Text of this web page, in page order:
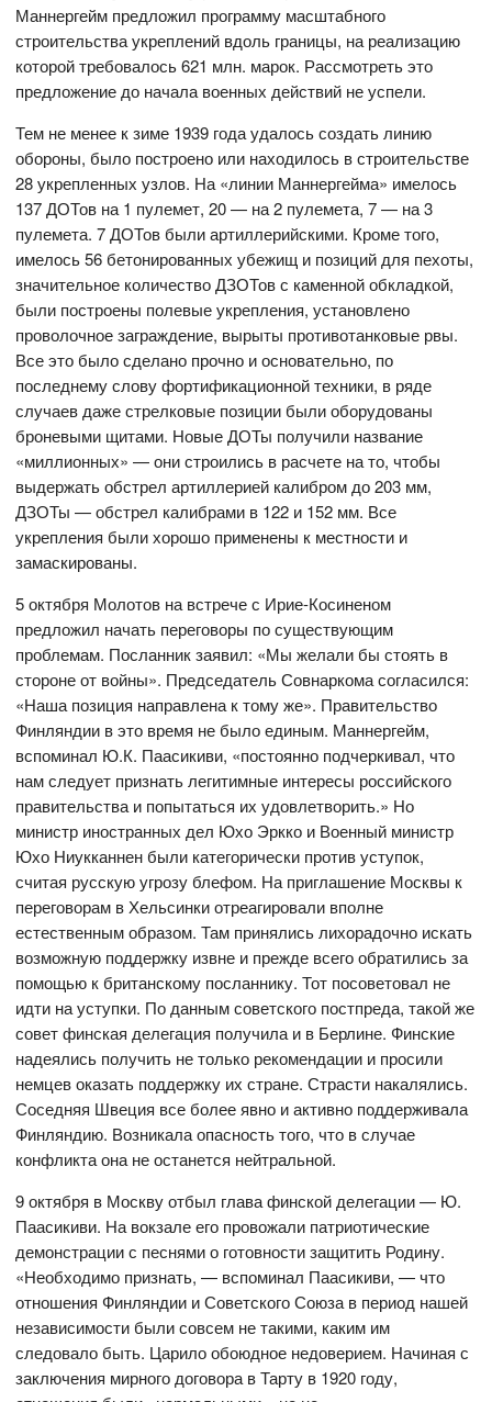
Маннергейм предложил программу масштабного
строительства укреплений вдоль границы, на реализацию
которой требовалось 621 млн. марок. Рассмотреть это
предложение до начала военных действий не успели.
Тем не менее к зиме 1939 года удалось создать линию
обороны, было построено или находилось в строительстве
28 укрепленных узлов. На «линии Маннергейма» имелось
137 ДОТов на 1 пулемет, 20 — на 2 пулемета, 7 — на 3
пулемета. 7 ДОТов были артиллерийскими. Кроме того,
имелось 56 бетонированных убежищ и позиций для пехоты,
значительное количество ДЗОТов с каменной обкладкой,
были построены полевые укрепления, установлено
проволочное заграждение, вырыты противотанковые рвы.
Все это было сделано прочно и основательно, по
последнему слову фортификационной техники, в ряде
случаев даже стрелковые позиции были оборудованы
броневыми щитами. Новые ДОТы получили название
«миллионных» — они строились в расчете на то, чтобы
выдержать обстрел артиллерией калибром до 203 мм,
ДЗОТы — обстрел калибрами в 122 и 152 мм. Все
укрепления были хорошо применены к местности и
замаскированы.
5 октября Молотов на встрече с Ирие-Косиненом
предложил начать переговоры по существующим
проблемам. Посланник заявил: «Мы желали бы стоять в
стороне от войны». Председатель Совнаркома согласился:
«Наша позиция направлена к тому же». Правительство
Финляндии в это время не было единым. Маннергейм,
вспоминал Ю.К. Паасикиви, «постоянно подчеркивал, что
нам следует признать легитимные интересы российского
правительства и попытаться их удовлетворить.» Но
министр иностранных дел Юхо Эркко и Военный министр
Юхо Ниукканнен были категорически против уступок,
считая русскую угрозу блефом. На приглашение Москвы к
переговорам в Хельсинки отреагировали вполне
естественным образом. Там принялись лихорадочно искать
возможную поддержку извне и прежде всего обратились за
помощью к британскому посланнику. Тот посоветовал не
идти на уступки. По данным советского постпреда, такой же
совет финская делегация получила и в Берлине. Финские
надеялись получить не только рекомендации и просили
немцев оказать поддержку их стране. Страсти накалялись.
Соседняя Швеция все более явно и активно поддерживала
Финляндию. Возникала опасность того, что в случае
конфликта она не останется нейтральной.
9 октября в Москву отбыл глава финской делегации — Ю.
Паасикиви. На вокзале его провожали патриотические
демонстрации с песнями о готовности защитить Родину.
«Необходимо признать, — вспоминал Паасикиви, — что
отношения Финляндии и Советского Союза в период нашей
независимости были совсем не такими, каким им
следовало быть. Царило обоюдное недоверием. Начиная с
заключения мирного договора в Тарту в 1920 году,